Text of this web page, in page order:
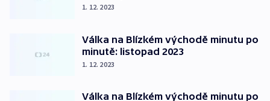
1. 12. 2023
Válka na Blízkém východě minutu po
minutě: listopad 2023
1. 12. 2023
Válka na Blízkém východě minutu po